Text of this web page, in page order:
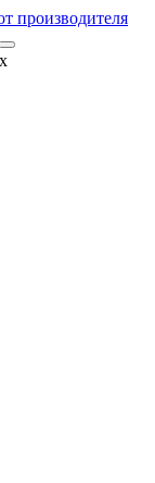
производителя